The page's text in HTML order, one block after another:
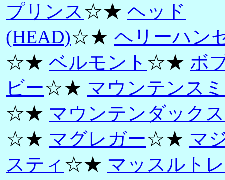
プリンス☆★ ヘッド
(HEAD)☆★ ヘリーハン
☆★ ベルモント ☆★ ボ
ビー☆★ マウンテンス
☆★ マウンテンダックス
☆★ マグレガー☆★ マ
スティ ☆★ マッスルト